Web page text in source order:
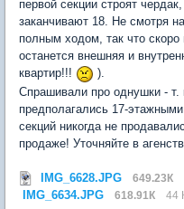
первой секции строят
заканчивают 18. Не смотря
полным ходом, так что
останется внешняя и
квартир!!!
).
Спрашивали про однушки - т.
предполагались 17-
секций никогда не
продаже! Уточняйте в
IMG_6628.JPG 649.23К
IMG_6634.JPG 618.91К 44